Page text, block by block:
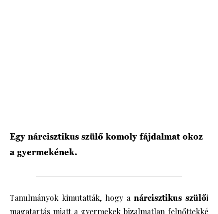
Egy nárcisztikus szülő komoly fájdalmat okoz
a gyermekének.
Tanulmányok kimutatták, hogy a nárcisztikus szülői
magatartás miatt a gyermekek bizalmatlan felnőttekké